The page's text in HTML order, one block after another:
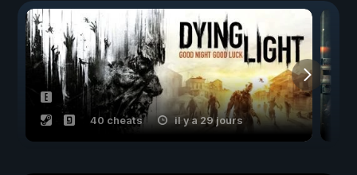
40 cheats il y a 29 jours